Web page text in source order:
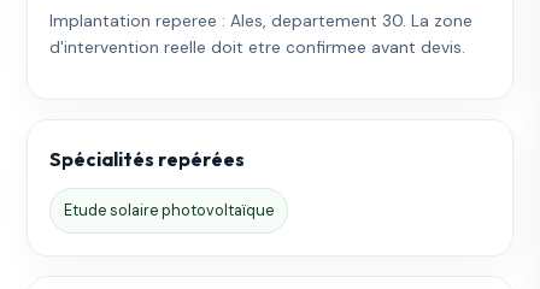
Implantation reperee : Ales, departement 30. La zone
d'intervention reelle doit etre confirmee avant devis.
Spécialités repérées
Etude solaire photovoltaïque